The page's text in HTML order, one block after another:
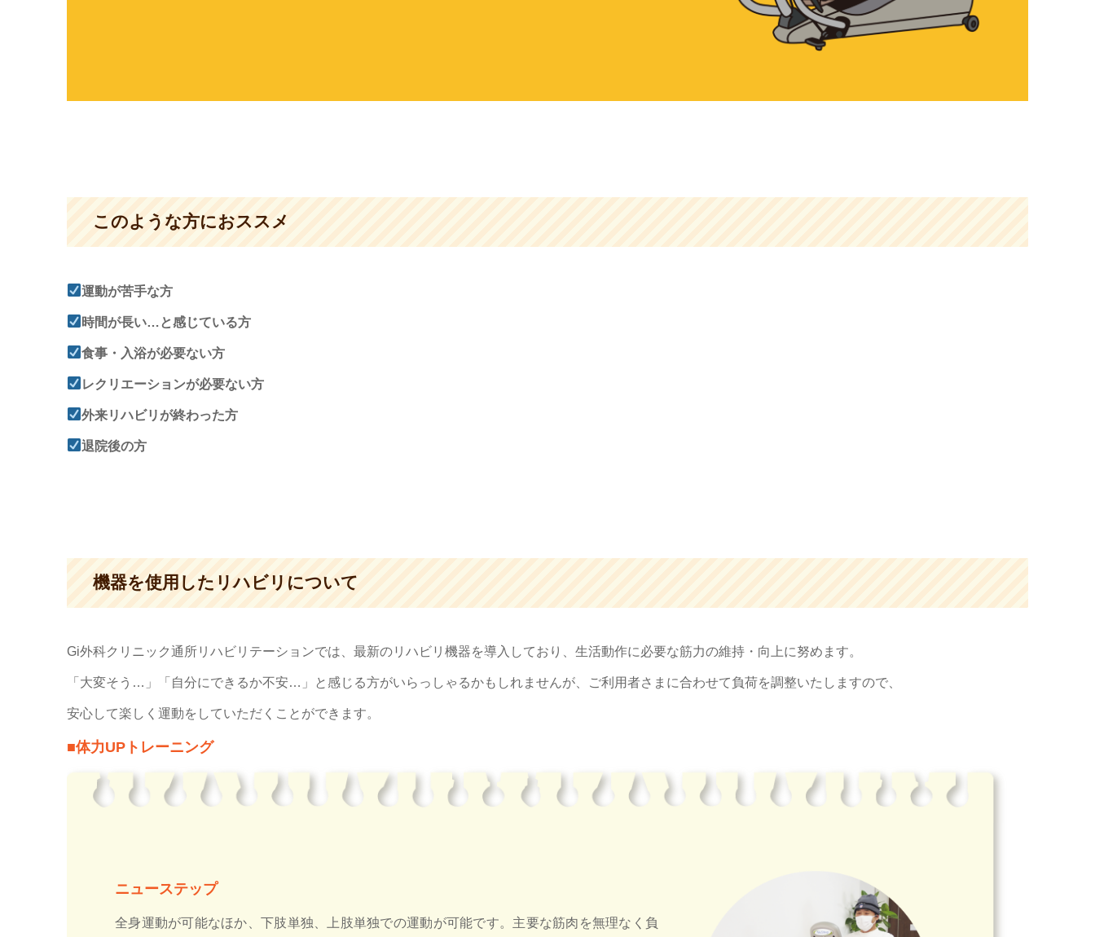
このような方におススメ
運動が苦手な方
時間が長い…と感じている方
食事・入浴が必要ない方
レクリエーションが必要ない方
外来リハビリが終わった方
退院後の方
機器を使用したリハビリについて
Gi外科クリニック通所リハビリテーションでは、最新のリハビリ機器を導入しており、生活動作に必要な筋力の維持・向上に努めます。
「大変そう…」「自分にできるか不安…」と感じる方がいらっしゃるかもしれませんが、ご利用者さまに合わせて負荷を調整いたしますので、
安心して楽しく運動をしていただくことができます。
■体力UPトレーニング
ニューステップ
全身運動が可能なほか、下肢単独、上肢単独での運動が可能です。主要な筋肉を無理なく負